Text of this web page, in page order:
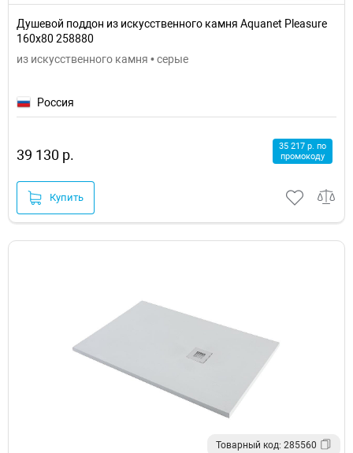
Душевой поддон из искусственного камня Aquanet Pleasure
160x80 258880
из искусственного камня • серые
Россия
39 130 р.
35 217 р. по
промокоду
Купить
Товарный код: 285560